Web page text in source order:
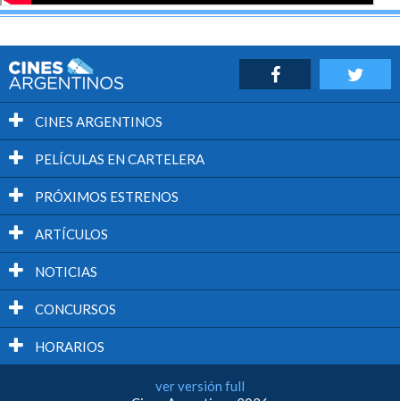
CINES ARGENTINOS
PELÍCULAS EN CARTELERA
PRÓXIMOS ESTRENOS
ARTÍCULOS
NOTICIAS
CONCURSOS
HORARIOS
ver versión full